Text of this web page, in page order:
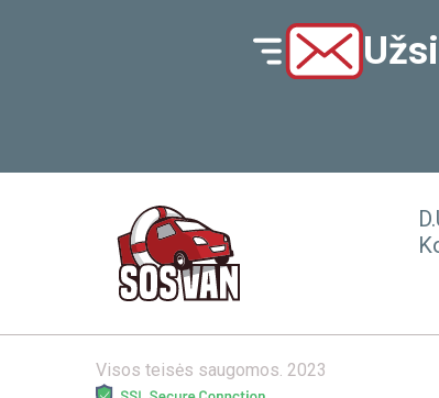
Visos teisės saugomos. 2023